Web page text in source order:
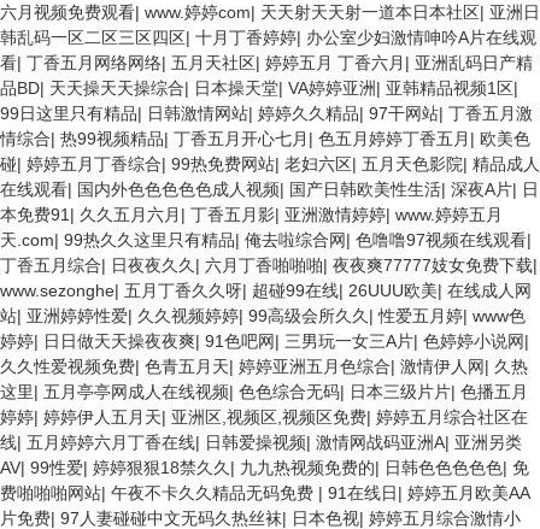
六月视频免费观看| www.婷婷com| 天天射天天射一道本日本社区| 亚洲日
韩乱码一区二区三区四区| 十月丁香婷婷| 办公室少妇激情呻吟A片在线观
看| 丁香五月网络网络| 五月天社区| 婷婷五月 丁香六月 | 亚洲乱码日产精
品BD| 天天操天天操综合| 日本操天堂| VA婷婷亚洲| 亚韩精品视频1区|
99日这里只有精品| 日韩激情网站| 婷婷久久精品| 97干网站| 丁香五月激
情综合| 热99视频精品| 丁香五月开心七月 | 色五月婷婷丁香五月 | 欧美色
碰| 婷婷五月丁香综合| 99热免费网站| 老妇六区| 五月天色影院| 精品成人
在线观看| 国内外色色色色色成人视频| 国产日韩欧美性生活| 深夜A片| 日
本免费91 | 久久五月六月 | 丁香五月影| 亚洲激情婷婷| www.婷婷五月
天.com| 99热久久这里只有精品| 俺去啦综合网| 色噜噜97视频在线观看|
丁香五月综合| 日夜夜久久 | 六月丁香啪啪啪| 夜夜爽77777妓女免费下载|
www.sezonghe| 五月丁香久久呀| 超碰99在线| 26UUU欧美| 在线成人网
站| 亚洲婷婷性爱| 久久视频婷婷| 99高级会所久久 |性爱五月婷| www色
婷婷| 日日做天天操夜夜爽| 91色吧网| 三男玩一女三A片| 色婷婷小说网|
久久性爱视频免费| 色青五月天| 婷婷亚洲五月色综合| 激情伊人网| 久热
这里| 五月亭亭网成人在线视频| 色色综合无码| 日本三级片片| 色播五月
婷婷| 婷婷伊人五月天| 亚洲区,视频区,视频区免费| 婷婷五月综合社区在
线| 五月婷婷六月丁香在线| 日韩爱操视频| 激情网战码亚洲A| 亚洲另类
AV| 99性爱| 婷婷狠狠18禁久久 | 九九热视频免费的| 日韩色色色色色| 免
费啪啪啪网站| 午夜不卡久久精品无码免费 | 91在线日| 婷婷五月欧美AA
片免费| 97人妻碰碰中文无码久热丝袜| 日本色视| 婷婷五月综合激情小